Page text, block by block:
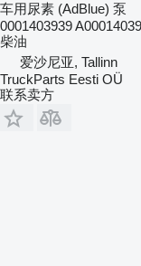
车用尿素 (AdBlue) 泵
0001403939
柴油
爱沙尼亚, Tallinn
TruckParts Eesti OÜ
联系卖方